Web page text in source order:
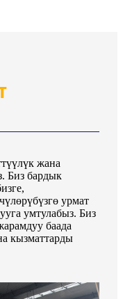
жана
Биз бардык
урмат
умтулабыз. Биз
баада
кызматтарды